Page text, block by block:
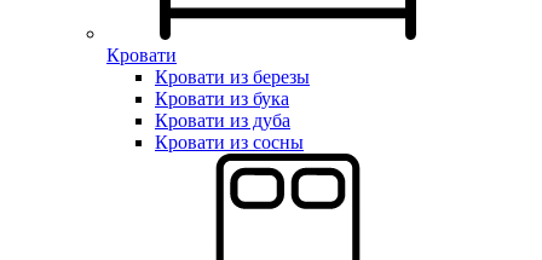
Кровати
Кровати из березы
Кровати из бука
Кровати из дуба
Кровати из сосны